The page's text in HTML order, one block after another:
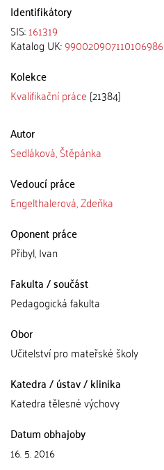
Identifikátory
SIS:161319
Katalog UK:990020907110106986
Kolekce
Kvalifikační práce [21384]
Autor
Sedláková, Štěpánka
Vedoucí práce
Engelthalerová, Zdeňka
Oponent práce
Přibyl, Ivan
Fakulta / součást
Pedagogická fakulta
Obor
Učitelství pro mateřské školy
Katedra / ústav / klinika
Katedra tělesné výchovy
Datum obhajoby
16. 5. 2016